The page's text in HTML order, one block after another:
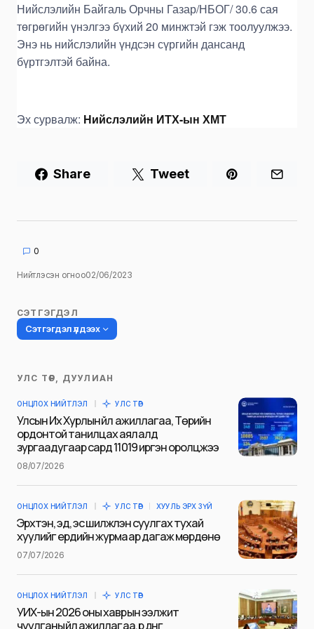
Нийслэлийн Байгаль Орчны Газар/НБОГ/ 30.6 сая
төгрөгийн үнэлгээ бүхий 20 минжтэй гэж тоолуулжээ.
Энэ нь нийслэлийн үндсэн сүргийн дансанд
бүртгэлтэй байна.
Эх сурвалж: Нийслэлийн ИТХ-ын ХМТ
Share Tweet
0
Нийтлэсэн огноо02/06/2023
СЭТГЭГДЭЛ
Сэтгэгдэл үлдээх
Таны имэйл хаягийг нийтлэхгүй.
Шаардлагатай талбаруудыг *гэж
тэмдэглэсэн
Сэтгэгдэл*
УЛС ТӨР, ДУУЛИАН
ОНЦЛОХ НИЙТЛЭЛ УЛС ТӨР
Улсын Их Хурлын үйл ажиллагаа, Төрийн
ордонтой танилцах аялалд
зургаадугаар сард 11019 иргэн оролцжээ
08/07/2026
ОНЦЛОХ НИЙТЛЭЛ УЛС ТӨР ХУУЛЬ ЭРХ ЗҮЙ
Эрхтэн, эд, эс шилжүүлэн суулгах тухай
хуулийг ердийн журмаар дагаж мөрдөнө
07/07/2026
ОНЦЛОХ НИЙТЛЭЛ УЛС ТӨР
УИХ-ын 2026 оны хаврын ээлжит
чуулганы үйл ажиллагаа, үр дүнг